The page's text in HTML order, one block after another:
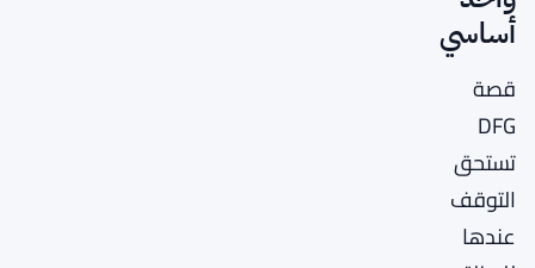
أساسي
قصة
DFG
تستحق
التوقف
عندها